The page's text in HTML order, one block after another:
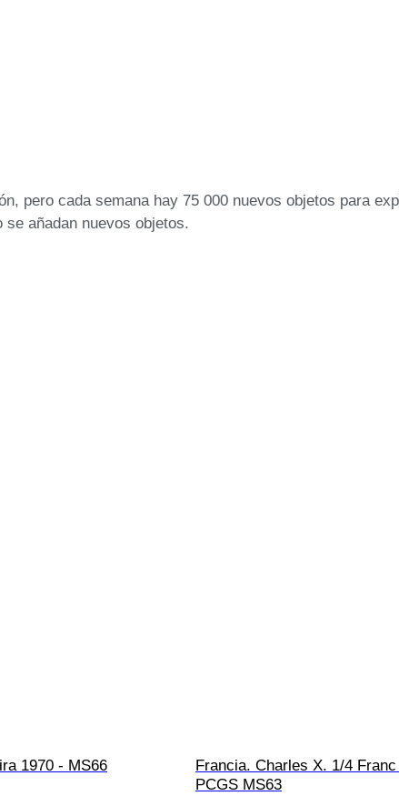
pero cada semana hay 75 000 nuevos objetos para
añadan nuevos objetos.
1970 - MS66
Francia. Charles X. 1/4
PCGS MS63